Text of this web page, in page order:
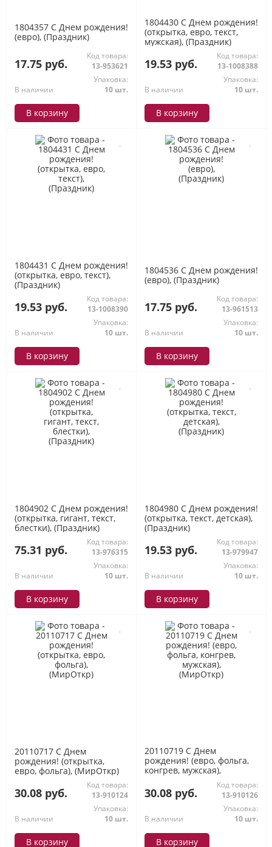
1804357 С Днем рождения!
(евро), (Праздник)
17.75 руб.
Код товара:
13-953621
В наличии
Упаковка:
10 шт.
В корзину
1804430 С Днем рождения!
(открытка, евро, текст,
мужская), (Праздник)
19.53 руб.
Код товара:
13-1008388
В наличии
Упаковка:
10 шт.
В корзину
1804431 С Днем рождения!
(открытка, евро, текст),
(Праздник)
19.53 руб.
Код товара:
13-1008390
В наличии
Упаковка:
10 шт.
В корзину
1804536 С Днем рождения!
(евро), (Праздник)
17.75 руб.
Код товара:
13-961513
В наличии
Упаковка:
10 шт.
В корзину
1804902 С Днем рождения!
(открытка, гигант, текст,
блестки), (Праздник)
75.31 руб.
Код товара:
13-976315
В наличии
Упаковка:
10 шт.
В корзину
1804980 С Днем рождения!
(открытка, текст, детская),
(Праздник)
19.53 руб.
Код товара:
13-979947
В наличии
Упаковка:
10 шт.
В корзину
20110717 С Днем
рождения! (открытка,
евро, фольга), (МирОткр)
30.08 руб.
Код товара:
13-910124
В наличии
Упаковка:
10 шт.
В корзину
20110719 С Днем
рождения! (евро, фольга,
конгрев, мужская),
30.08 руб.
Код товара:
13-910126
В наличии
Упаковка:
10 шт.
В корзину